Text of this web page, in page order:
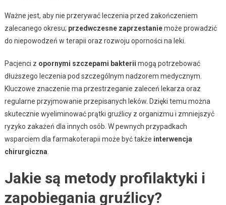
Ważne jest, aby nie przerywać leczenia przed zakończeniem
zalecanego okresu; przedwczesne zaprzestaniemoże prowadzić
do niepowodzeń w terapii oraz rozwoju oporności na leki.
Pacjenci z opornymi szczepami bakterii mogą potrzebować
dłuższego leczenia pod szczególnym nadzorem medycznym.
Kluczowe znaczenie ma przestrzeganie zaleceń lekarza oraz
regularne przyjmowanie przepisanych leków. Dzięki temu można
skutecznie wyeliminować prątki gruźlicy z organizmu i zmniejszyć
ryzyko zakażeń dla innych osób. W pewnych przypadkach
wsparciem dla farmakoterapii może być także interwencja
chirurgiczna
Jakie są metody profilaktyki i
zapobiegania gruźlicy?